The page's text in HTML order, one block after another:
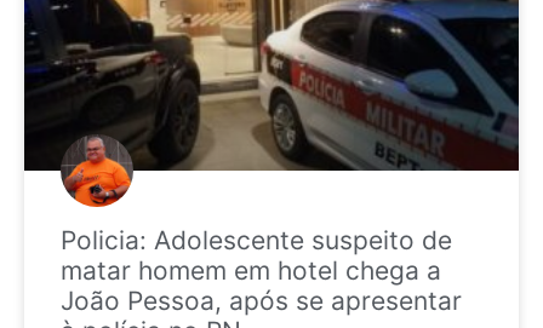
Policia: Adolescente suspeito de
matar homem em hotel chega a
João Pessoa, após se apresentar